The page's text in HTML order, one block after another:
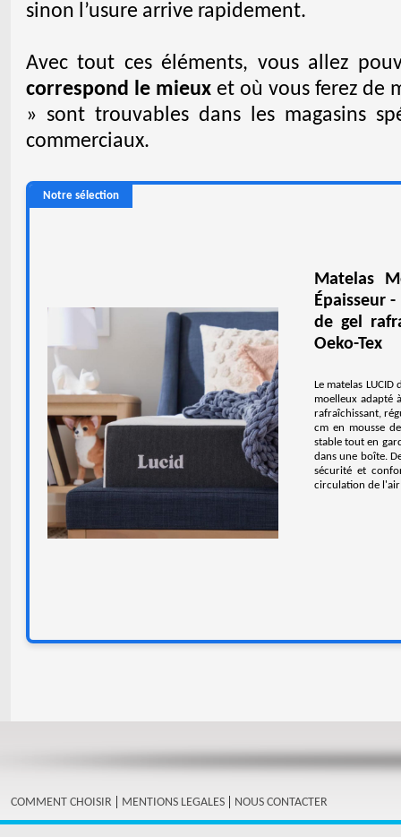
sinon l’usure arrive rapidement.
Avec tout ces éléments, vous allez
correspond le mieuxet où vous ferez de
» sont trouvables dans les magasins
commerciaux.
Notre sélection
Matelas
Épaisseur
de gel
Oeko-Tex
Le matelas
moelleux adapté
rafraîchissant,
cm en mousse
stable tout en
dans une boîte.
sécurité et
circulation de
COMMENT CHOISIR | MENTIONS LEGALES | NOUS CONTACTER